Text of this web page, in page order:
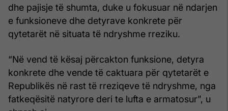
dhe pajisje të shumta, duke u fokusuar në ndarjen
e funksioneve dhe detyrave konkrete për
qytetarët në situata të ndryshme rreziku.
“Në vend të kësaj përcakton funksione, detyra
konkrete dhe vende të caktuara për qytetarët e
Republikës në rast të rreziqeve të ndryshme, nga
fatkeqësitë natyrore deri te lufta e armatosur”, u